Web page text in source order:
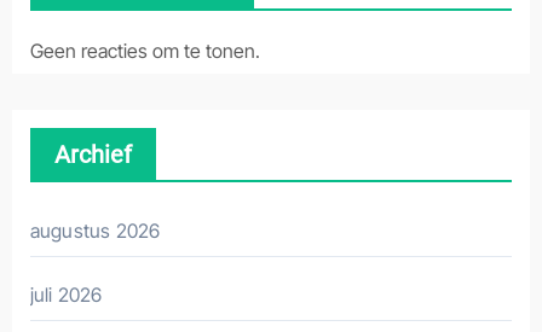
Geen reacties om te tonen.
Archief
augustus 2026
juli 2026